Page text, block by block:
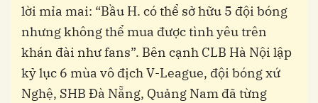
lời mỉa mai: “Bầu H. có thể sở hữu 5 đội bóng
nhưng không thể mua được tình yêu trên
khán đài như fans”. Bên cạnh CLB Hà Nội lập
kỷ lục 6 mùa vô địch V-League, đội bóng xứ
Nghệ, SHB Đà Nẵng, Quảng Nam đã từng